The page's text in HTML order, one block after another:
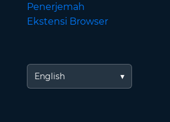
Penerjemah
Ekstensi Browser
English